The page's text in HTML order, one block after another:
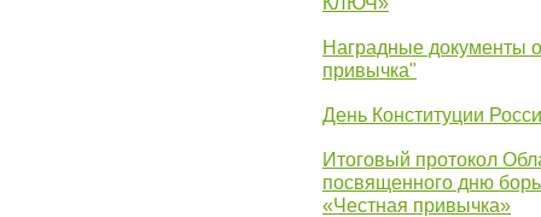
Наградные документы
привычка"
День Конституции
Итоговый протокол
посвященного дню
«Честная привычка»